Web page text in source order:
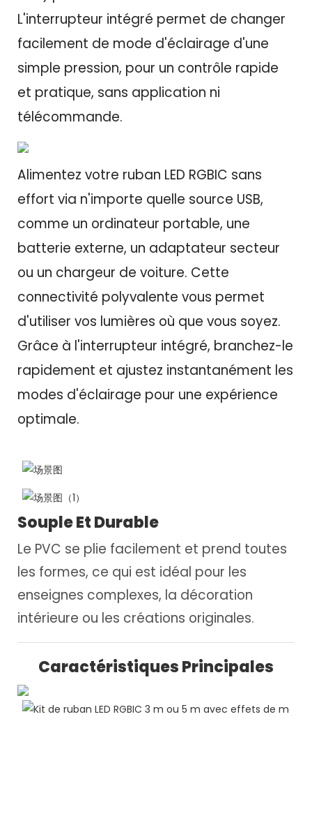
L'interrupteur intégré permet de changer
facilement de mode d'éclairage d'une
simple pression, pour un contrôle rapide
et pratique, sans application ni
télécommande.
Alimentez votre ruban LED RGBIC sans
effort via n'importe quelle source USB,
comme un ordinateur portable, une
batterie externe, un adaptateur secteur
ou un chargeur de voiture. Cette
connectivité polyvalente vous permet
d'utiliser vos lumières où que vous soyez.
Grâce à l'interrupteur intégré, branchez-le
rapidement et ajustez instantanément les
modes d'éclairage pour une expérience
optimale.
Souple Et Durable
Le PVC se plie facilement et prend toutes
les formes, ce qui est idéal pour les
enseignes complexes, la décoration
intérieure ou les créations originales.
Caractéristiques Principales